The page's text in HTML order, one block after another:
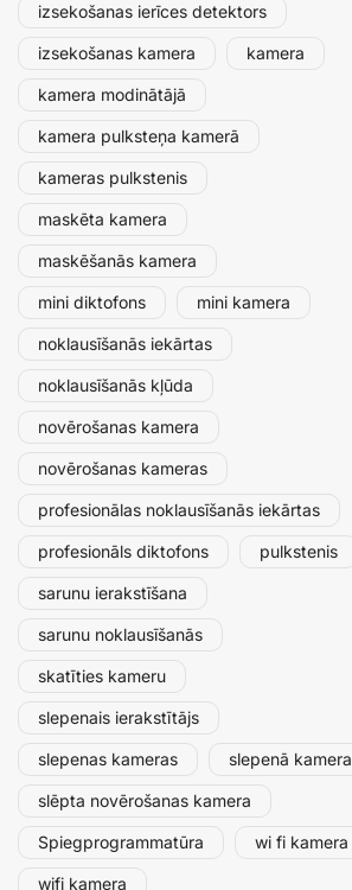
izsekošanas ierīces detektors
izsekošanas kamera kamera
kamera modinātājā
kamera pulksteņa kamerā
kameras pulkstenis
maskēta kamera
maskēšanās kamera
mini diktofons mini kamera
noklausīšanās iekārtas
noklausīšanās kļūda
novērošanas kamera
novērošanas kameras
profesionālas noklausīšanās iekārtas
profesionāls diktofons pulkstenis
sarunu ierakstīšana
sarunu noklausīšanās
skatīties kameru
slepenais ierakstītājs
slepenas kameras slepenā kamera
slēpta novērošanas kamera
Spiegprogrammatūra wi fi kamera
wifi kamera